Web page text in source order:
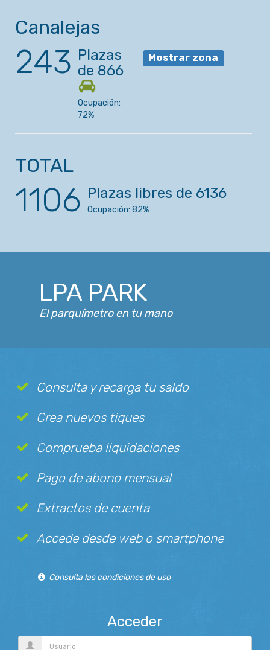
Canalejas
243 Plazas
de 866
Ocupación:
72%
Mostrar zona
TOTAL
1106 Plazas libres de 6136
Ocupación: 82%
LPA PARK
El parquímetro en tu mano
Consulta y recarga tu saldo
Crea nuevos tiques
Comprueba liquidaciones
Pago de abono mensual
Extractos de cuenta
Accede desde web o smartphone
Consulta las condiciones de uso
Acceder
Usuario